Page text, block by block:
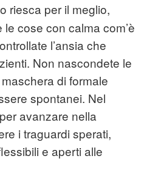
riesca per il meglio,
cose con calma com’è
l’ansia che
Non nascondete le
di formale
spontanei. Nel
avanzare nella
i traguardi sperati,
e aperti alle